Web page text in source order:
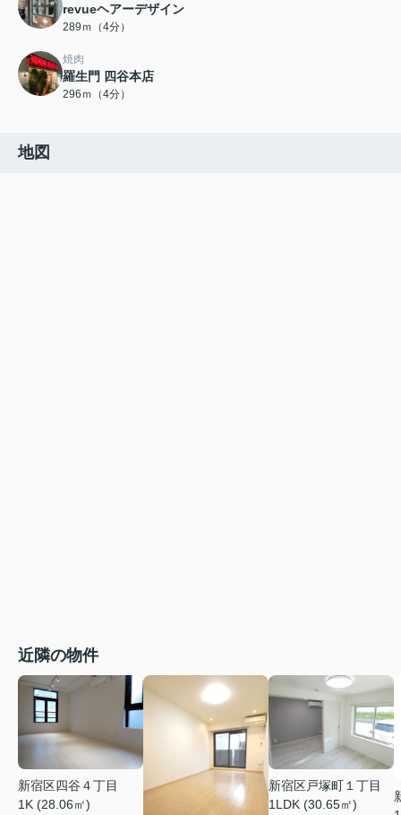
revueヘアーデザイン
289ｍ（4分）
焼肉
羅生門 四谷本店
296ｍ（4分）
地図
近隣の物件
新宿区四谷４丁目
1K (28.06㎡)
新宿区戸塚町１丁目
1LDK (30.65㎡)